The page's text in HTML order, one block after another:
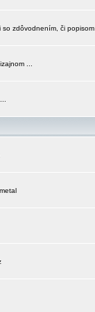
zdôvodnením, či
...